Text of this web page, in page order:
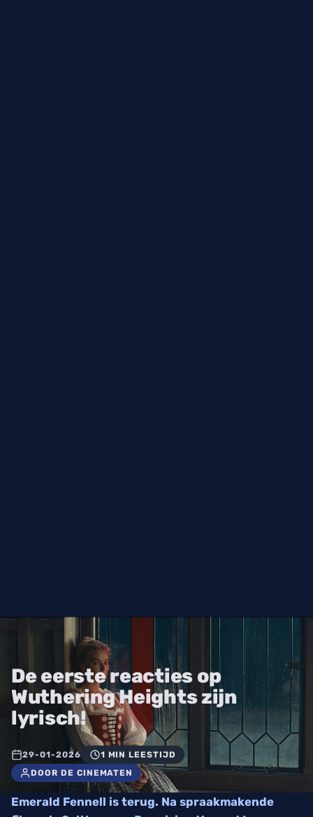
De eerste reacties op
Wuthering Heights zijn
lyrisch!
29-01-2026
1 MIN LEESTIJD
DOOR DE CINEMATEN
Emerald Fennell is terug. Na spraakmakende